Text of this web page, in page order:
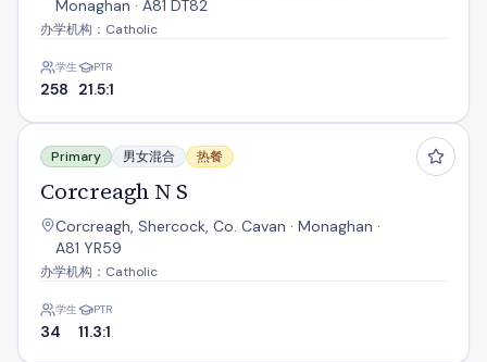
Monaghan · A81 DT82
办学机构：Catholic
学生
258
PTR
21.5:1
Corcreagh N S
Primary 男女混合 热餐
Corcreagh N S
Corcreagh, Shercock, Co. Cavan · Monaghan ·
A81 YR59
办学机构：Catholic
学生
34
PTR
11.3:1